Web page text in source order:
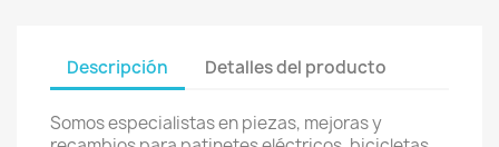
Descripción Detalles del producto
Somos especialistas en piezas, mejoras y